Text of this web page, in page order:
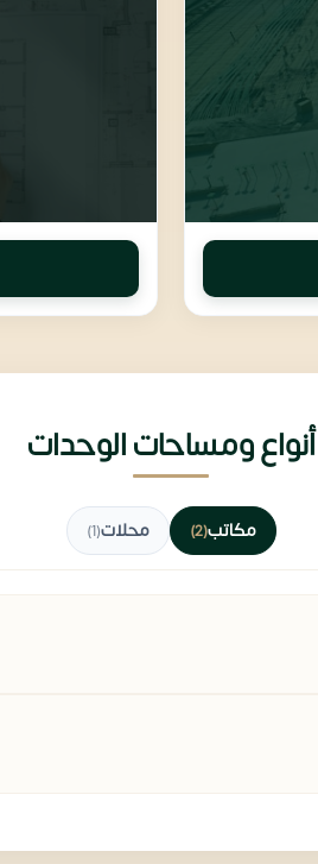
أنواع ومساحات الوحدات
مكاتب(2) محلات(1)